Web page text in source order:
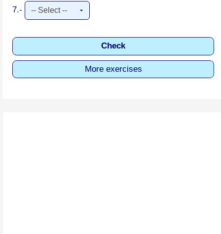
7.-
Check
More exercises